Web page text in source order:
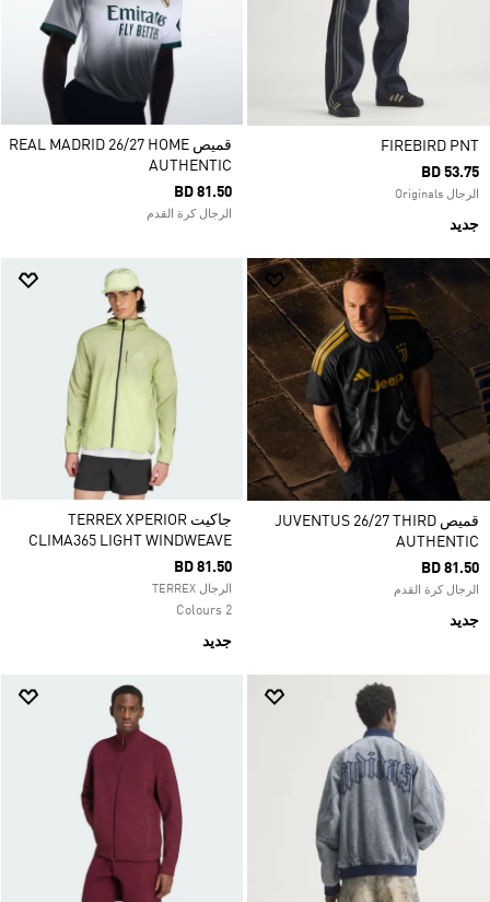
FIREBIRD PNT
BD 53.75
الرجال Originals
جديد
قميص REAL MADRID 26/27 HOME
AUTHENTIC
BD 81.50
الرجال كرة القدم
قميص JUVENTUS 26/27 THIRD
AUTHENTIC
BD 81.50
الرجال كرة القدم
جديد
جاكيت TERREX XPERIOR
CLIMA365 LIGHT WINDWEAVE
BD 81.50
الرجال TERREX
2 Colours
جديد